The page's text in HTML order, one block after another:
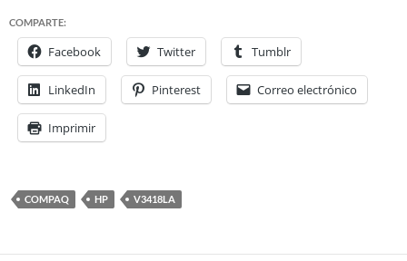
COMPARTE:
Facebook Twitter Tumblr
LinkedIn Pinterest Correo electrónico
Imprimir
COMPAQ HP V3418LA